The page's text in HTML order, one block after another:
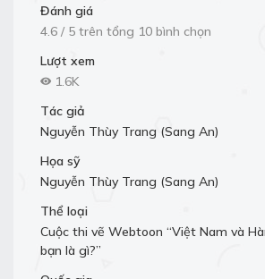
Đánh giá
4.6 / 5 trên tổng 10 bình chọn
Lượt xem
1.6K
Tác giả
Nguyễn Thùy Trang (Sang An)
Họa sỹ
Nguyễn Thùy Trang (Sang An)
Thể loại
Cuộc thi vẽ Webtoon “Việt Nam và
bạn là gì?”